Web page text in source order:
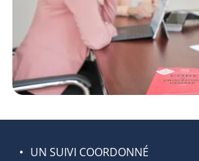
UN SUIVI COORDONNÉ